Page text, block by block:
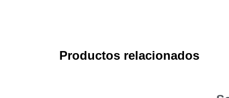
Productos relacionados